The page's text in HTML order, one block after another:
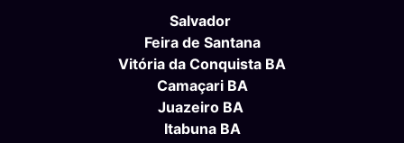
Salvador
Feira de Santana
Vitória da Conquista BA
Camaçari BA
Juazeiro BA
Itabuna BA